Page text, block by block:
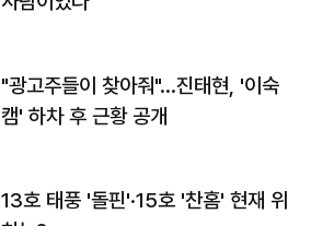
"광고주들이 찾아줘"…진태현, '이숙
캠' 하차 후 근황 공개
13호 태풍 '돌핀'·15호 '찬홈' 현재 위